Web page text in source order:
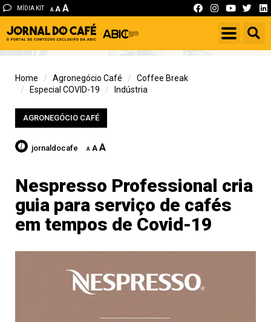
MÍDIA KIT A A A
Home Agronegócio Café
Coffee Break
Especial COVID-19
Indústria
AGRONEGÓCIO CAFÉ
jornaldocafe A A A
Nespresso Professional cria
guia para serviço de cafés
em tempos de Covid-19